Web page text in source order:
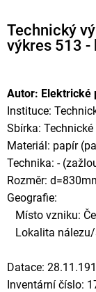
Technický
výkres 513 -
Autor: Elektrické
Instituce:
Sbírka:
Materiál: papír
Technika: -
Rozměr:
Geografie:
Místo vzniku:
Lokalita nálezu/
Datace:
Inventární číslo: